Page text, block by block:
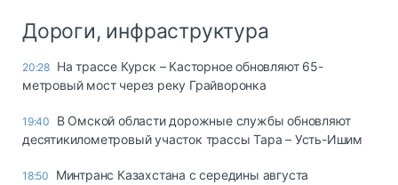
Дороги, инфраструктура
20:28 На трассе Курск – Касторное обновляют 65-
метровый мост через реку Грайворонка
19:40
В Омской области дорожные службы обновляют
десятикилометровый участок трассы Тара – Усть-Ишим
18:50
Минтранс Казахстана с середины августа